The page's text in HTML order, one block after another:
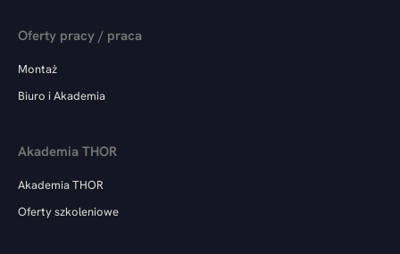
Oferty pracy / praca
Montaż
Biuro i Akademia
Akademia THOR
Akademia THOR
Oferty szkoleniowe